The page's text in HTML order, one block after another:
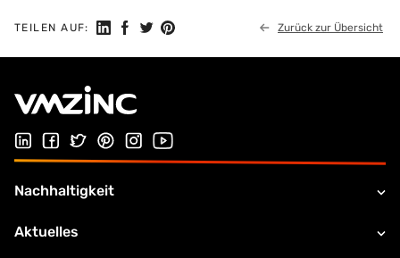
TEILEN AUF: Auf LinkedIn teilen
Auf Facebook teilen
Auf Twitter teilen
Auf Pinterest teilenZurück zur Übersicht
Folgen Sie uns auf LinkedIn
Folgen Sie uns auf Facebook
Folgen Sie uns auf Twitter
Folgen Sie uns auf Pinterest
Folgen Sie uns auf Instagram
Besuchen Sie unseren Youtube
Nachhaltigkeit
Aktuelles